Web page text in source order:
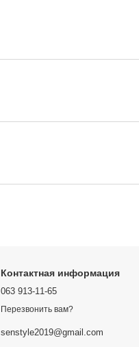
Контактная информация
063 913-11-65
Перезвонить вам?
senstyle2019@gmail.com